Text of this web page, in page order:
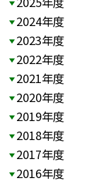
2024年度
2023年度
2022年度
2021年度
2020年度
2019年度
2018年度
2017年度
2016年度